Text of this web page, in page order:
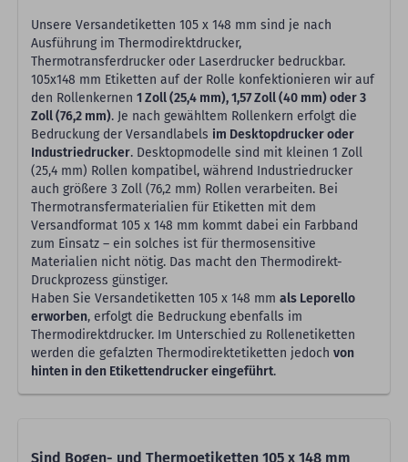
Unsere Versandetiketten 105 x 148 mm sind je nach
Ausführung im Thermodirektdrucker,
Thermotransferdrucker oder Laserdrucker bedruckbar.
105x148 mm Etiketten auf der Rolle konfektionieren wir auf
den Rollenkernen 1 Zoll (25,4 mm), 1,57 Zoll (40 mm) oder 3
Zoll (76,2 mm). Je nach gewähltem Rollenkern erfolgt die
Bedruckung der Versandlabels im Desktopdrucker oder
Industriedrucker. Desktopmodelle sind mit kleinen 1 Zoll
(25,4 mm) Rollen kompatibel, während Industriedrucker
auch größere 3 Zoll (76,2 mm) Rollen verarbeiten. Bei
Thermotransfermaterialien für Etiketten mit dem
Versandformat 105 x 148 mm kommt dabei ein Farbband
zum Einsatz – ein solches ist für thermosensitive
Materialien nicht nötig. Das macht den Thermodirekt-
Druckprozess günstiger.
Haben Sie Versandetiketten 105 x 148 mm als Leporello
erworben, erfolgt die Bedruckung ebenfalls im
Thermodirektdrucker. Im Unterschied zu Rollenetiketten
werden die gefalzten Thermodirektetiketten jedoch von
hinten in den Etikettendrucker eingeführt.
Sind Bogen- und Thermoetiketten 105 x 148 mm